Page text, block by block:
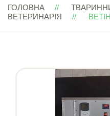
ГОЛОВНА
ВЕТЕРИНАРІЯ